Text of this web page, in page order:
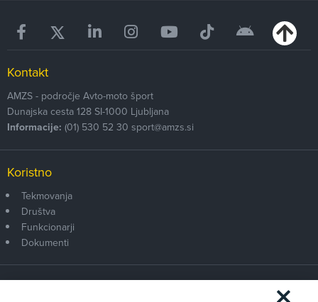
Kontakt
AMZS - področje Avto-moto šport
Dunajska cesta 128 SI-1000 Ljubljana
Informacije: (01) 530 52 30 sport@amzs.si
Koristno
Tekmovanja
Društva
Funkcionarji
Dokumenti